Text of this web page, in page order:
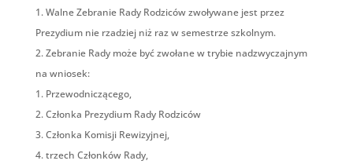
Walne Zebranie Rady Rodziców zwoływane jest przez
Prezydium nie rzadziej niż raz w semestrze szkolnym.
Zebranie Rady może być zwołane w trybie nadzwyczajnym
na wniosek:
Przewodniczącego,
Członka Prezydium Rady Rodziców
Członka Komisji Rewizyjnej,
trzech Członków Rady,